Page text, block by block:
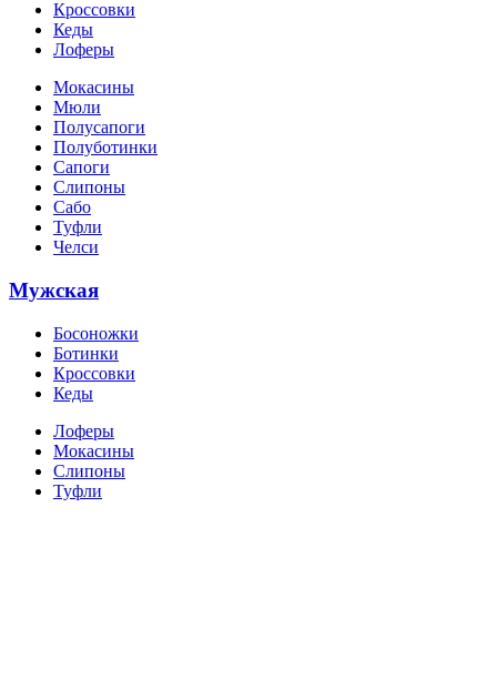
Кроссовки
Кеды
Лоферы
Мокасины
Мюли
Полусапоги
Полуботинки
Сапоги
Слипоны
Сабо
Туфли
Челси
Мужская
Босоножки
Ботинки
Кроссовки
Кеды
Лоферы
Мокасины
Слипоны
Туфли